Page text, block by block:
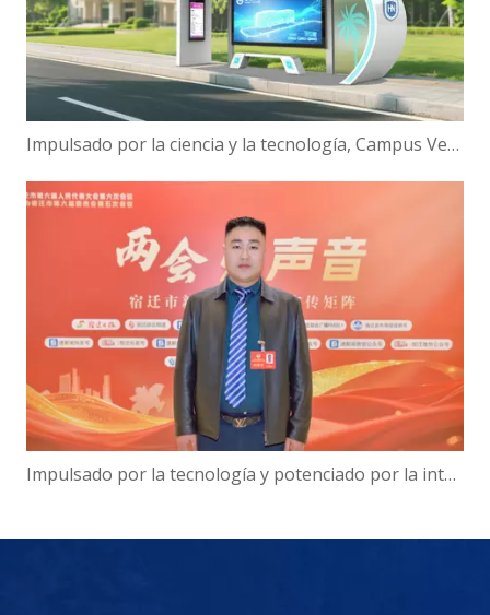
Impulsado por la ciencia y la tecnología, Campus Verde | ¡Hanbang Intelligence trabaja con la Universidad de Hainan para construir una nueva ecología de viajes inteligentes!
Impulsado por la tecnología y potenciado por la inteligencia: el presidente de Hanbang Intelligence, Gao Yun, sobre el avance del desarrollo del 'Centro de inteligencia digital' de Suqian